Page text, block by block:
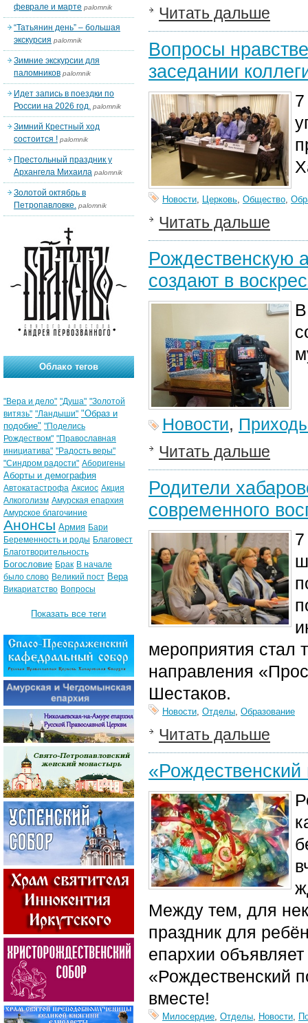
Читать дальше
Вопросы
заседании
Новости, Церковь, Общество,
Читать дальше
Рождественскую
создают в
Новости,
Читать дальше
Родители
современного
мероприятия стал
направления
Шестаков.
Новости, Отделы, Образование
Читать дальше
Между тем, для
праздник для
епархии объявляет
«Рождественский
вместе!
Милосердие, Отделы, Новости,
феврале и марте palomnik
“Татьянин день” – большая
экскурсия palomnik
Зимние экскурсии для
паломников palomnik
Идет запись в поездки по
России на 2026 год. palomnik
Зимний Крестный ход
состоится ! palomnik
Престольный праздник у
Архангела Михаила palomnik
Золотой октябрь в
Петропавловке. palomnik
Облако тегов
"Вера и дело" "Душа" "Золотой
витязь" "Ландыши" "Образ и
подобие" "Поделись
Рождеством" "Православная
инициатива" "Радость веры"
"Синдром радости" Аборигены
Аборты и демография
Автокатастрофа Аксиос Акция
Алкоголизм Амурская епархия
Амурское благочиние
Анонсы Армия Бари
Беременность и роды Благовест
Благотворительность
Богословие Брак В начале
было слово Великий пост Вера
Викариатство Вопросы
Показать все теги